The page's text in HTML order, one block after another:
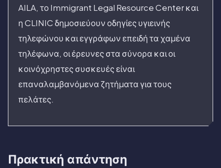
AILA, το Immigrant Legal Resource Center και
η CLINIC δημοσιεύουν οδηγίες υγιεινής
τηλεφώνου και εγγράφων επειδή τα χαμένα
τηλέφωνα, οι έρευνες στα σύνορα και οι
κοινόχρηστες συσκευές είναι
επαναλαμβανόμενα ζητήματα για τους
πελάτες.
Πρακτική απάντηση